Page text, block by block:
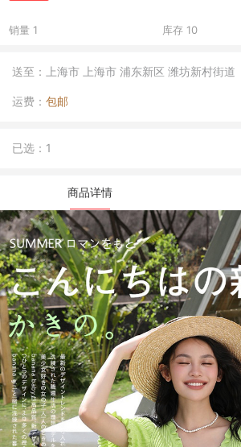
销量 1 库存 10
送至： 上海市 上海市 浦东新区 潍坊新村街道
运费： 包邮
已选： 1
商品详情